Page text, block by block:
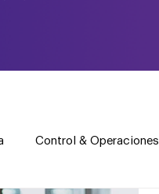
Control & Operaciones